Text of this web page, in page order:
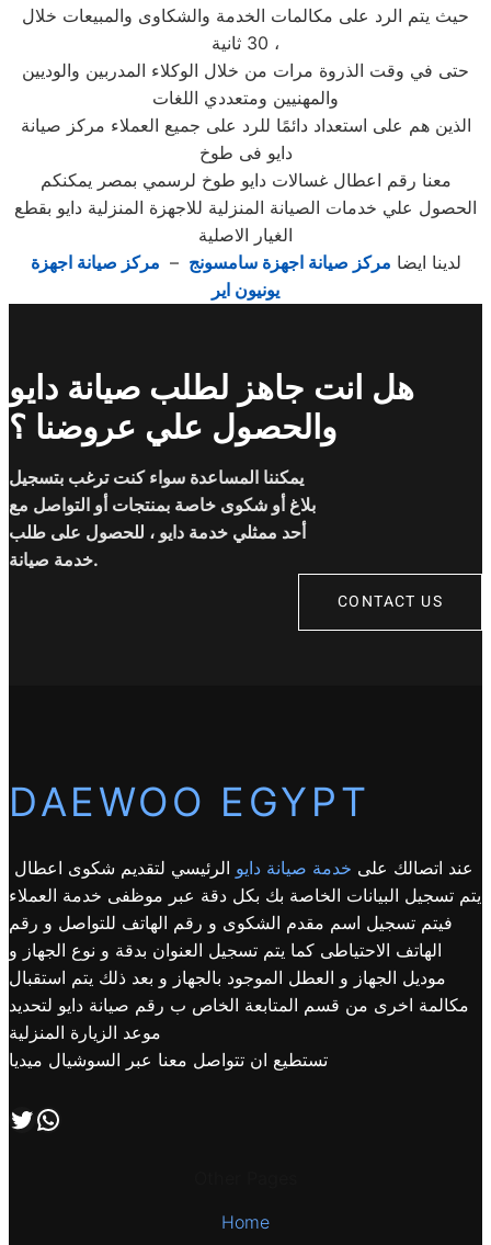
حيث يتم الرد على مكالمات الخدمة والشكاوى والمبيعات خلال
30 ثانية ،
حتى في وقت الذروة مرات من خلال الوكلاء المدربين والوديين
والمهنيين ومتعددي اللغات
الذين هم على استعداد دائمًا للرد على جميع العملاء مركز صيانة
دايو فى طوخ
معنا رقم اعطال غسالات دايو طوخ لرسمي بمصر يمكنكم
الحصول علي خدمات الصيانة المنزلية للاجهزة المنزلية دايو بقطع
الغيار الاصلية
لدينا ايضا مركز صيانة اجهزة سامسونج – مركز صيانة اجهزة
يونيون اير
هل انت جاهز لطلب صيانة دايو
والحصول علي عروضنا ؟
يمكننا المساعدة سواء كنت ترغب بتسجيل
بلاغ أو شكوى خاصة بمنتجات أو التواصل مع
أحد ممثلي خدمة دايو ، للحصول على طلب
خدمة صيانة.
CONTACT US
DAEWOO EGYPT
عند اتصالك على خدمة صيانة دايو الرئيسي لتقديم شكوى اعطال
يتم تسجيل البيانات الخاصة بك بكل دقة عبر موظفى خدمة العملاء
فيتم تسجيل اسم مقدم الشكوى و رقم الهاتف للتواصل و رقم
الهاتف الاحتياطى كما يتم تسجيل العنوان بدقة و نوع الجهاز و
موديل الجهاز و العطل الموجود بالجهاز و بعد ذلك يتم استقبال
مكالمة اخرى من قسم المتابعة الخاص ب رقم صيانة دايو لتحديد
موعد الزيارة المنزلية
تستطيع ان تتواصل معنا عبر السوشيال ميديا
تابعنا علي صفحة التويتر اتصل بنا علي طريق الوتساب
Home